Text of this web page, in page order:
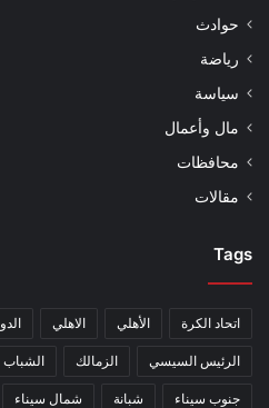
حوادث
رياضة
سياسة
مال وأعمال
محافظات
مقالات
Tags
اتحاد الكرة الأهلي الاهلي
الرئيس السيسي الزمالك الشباب
جنوب سيناء شبانة شمال سيناء